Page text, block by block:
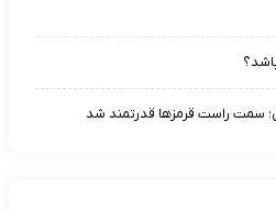
سمت راست قرمزها قدرتمند شد